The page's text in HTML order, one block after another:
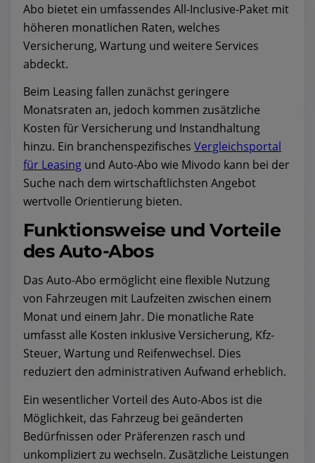
Abo bietet ein umfassendes All-Inclusive-Paket mit
höheren monatlichen Raten, welches
Versicherung, Wartung und weitere Services
abdeckt.
Beim Leasing fallen zunächst geringere
Monatsraten an, jedoch kommen zusätzliche
Kosten für Versicherung und Instandhaltung
hinzu. Ein branchenspezifisches Vergleichsportal
für Leasing und Auto-Abo wie Mivodo kann bei der
Suche nach dem wirtschaftlichsten Angebot
wertvolle Orientierung bieten.
Funktionsweise und Vorteile
des Auto-Abos
Das Auto-Abo ermöglicht eine flexible Nutzung
von Fahrzeugen mit Laufzeiten zwischen einem
Monat und einem Jahr. Die monatliche Rate
umfasst alle Kosten inklusive Versicherung, Kfz-
Steuer, Wartung und Reifenwechsel. Dies
reduziert den administrativen Aufwand erheblich.
Ein wesentlicher Vorteil des Auto-Abos ist die
Möglichkeit, das Fahrzeug bei geänderten
Bedürfnissen oder Präferenzen rasch und
unkompliziert zu wechseln. Zusätzliche Leistungen